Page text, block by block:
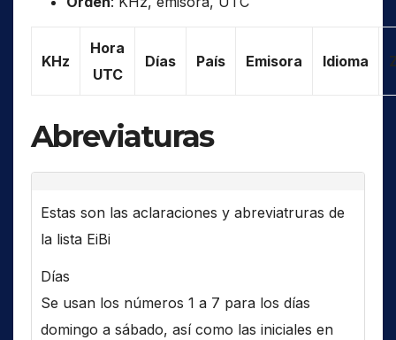
KHz
Hora
UTC
Días País Emisora Idioma
Abreviaturas
Estas son las aclaraciones y abreviatruras de
la lista EiBi
Días
Se usan los números 1 a 7 para los días
domingo a sábado, así como las iniciales en